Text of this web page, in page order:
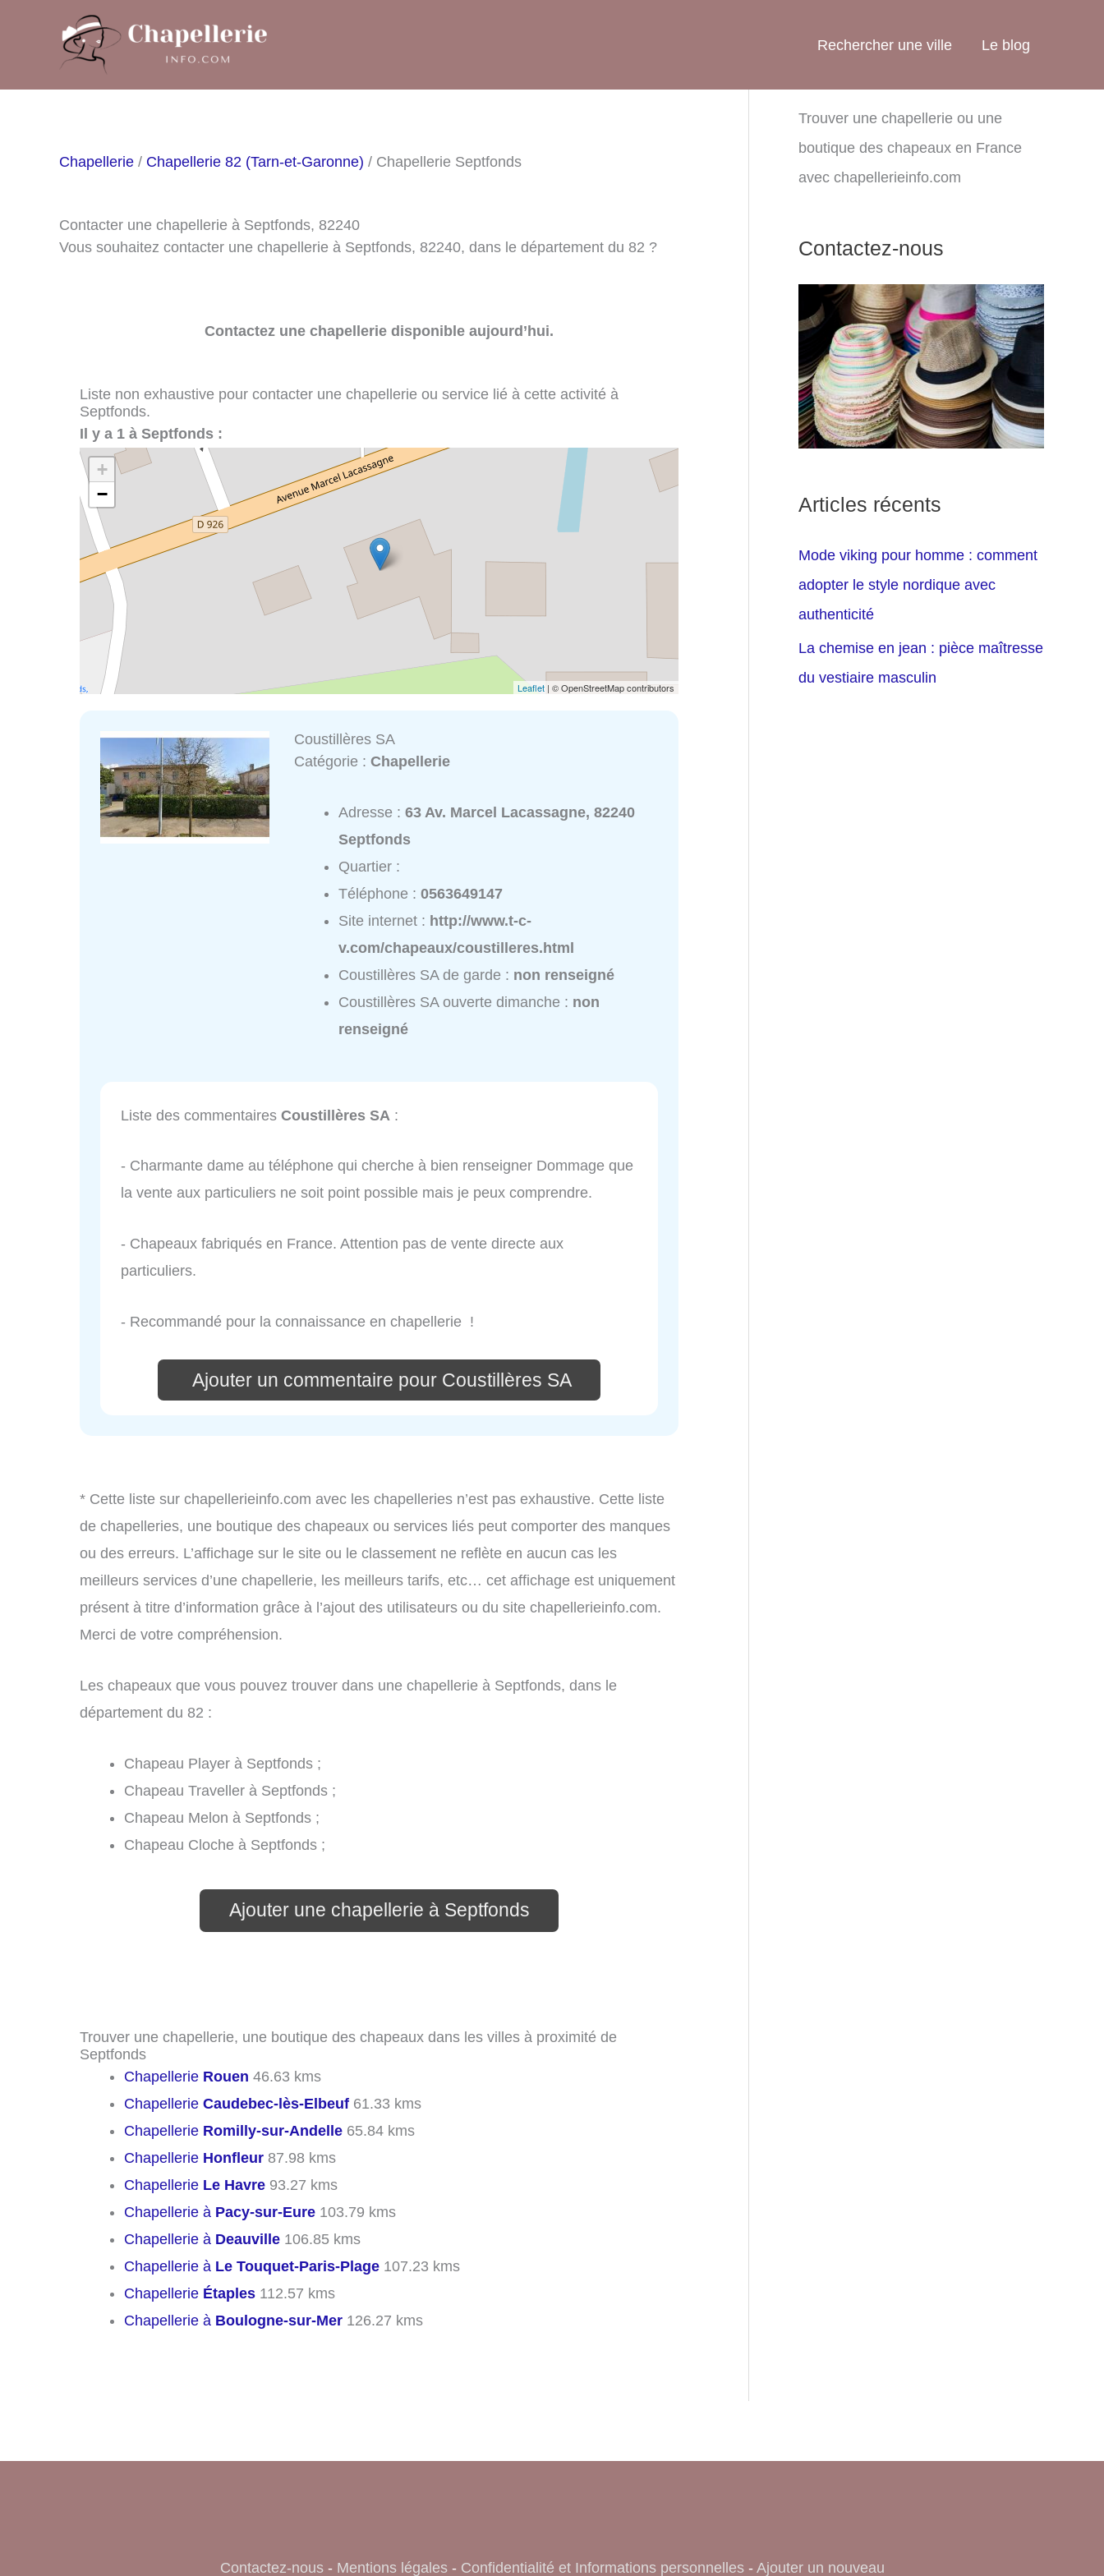
Rechercher une ville Le blog
Chapellerie / Chapellerie 82 (Tarn-et-Garonne) / Chapellerie Septfonds
Contacter une chapellerie à Septfonds, 82240
Vous souhaitez contacter une chapellerie à Septfonds, 82240, dans le département du 82 ?
Contactez une chapellerie disponible aujourd’hui.
Liste non exhaustive pour contacter une chapellerie ou service lié à cette activité à
Septfonds.
Il y a 1 à Septfonds :
+
−
Leaflet | © OpenStreetMap contributors
Coustillères SA
Catégorie :Chapellerie
Adresse :63 Av. Marcel Lacassagne, 82240
Septfonds
Quartier :
Téléphone :0563649147
Site internet : http://www.t-c-
v.com/chapeaux/coustilleres.html
Coustillères SA de garde : non renseigné
Coustillères SA ouverte dimanche : non
renseigné
Liste des commentaires Coustillères SA :
- Charmante dame au téléphone qui cherche à bien renseigner Dommage que
la vente aux particuliers ne soit point possible mais je peux comprendre.
- Chapeaux fabriqués en France. Attention pas de vente directe aux
particuliers.
- Recommandé pour la connaissance en chapellerie !
Ajouter un commentaire pour Coustillères SA
* Cette liste sur chapellerieinfo.com avec les chapelleries n’est pas exhaustive. Cette liste
de chapelleries, une boutique des chapeaux ou services liés peut comporter des manques
ou des erreurs. L’affichage sur le site ou le classement ne reflète en aucun cas les
meilleurs services d’une chapellerie, les meilleurs tarifs, etc… cet affichage est uniquement
présent à titre d’information grâce à l’ajout des utilisateurs ou du site chapellerieinfo.com.
Merci de votre compréhension.
Les chapeaux que vous pouvez trouver dans une chapellerie à Septfonds, dans le
département du 82 :
Chapeau Player à Septfonds ;
Chapeau Traveller à Septfonds ;
Chapeau Melon à Septfonds ;
Chapeau Cloche à Septfonds ;
Ajouter une chapellerie à Septfonds
Trouver une chapellerie, une boutique des chapeaux dans les villes à proximité de
Septfonds
Chapellerie Rouen 46.63 kms
Chapellerie Caudebec-lès-Elbeuf 61.33 kms
Chapellerie Romilly-sur-Andelle 65.84 kms
Chapellerie Honfleur 87.98 kms
Chapellerie Le Havre 93.27 kms
Chapellerie à Pacy-sur-Eure 103.79 kms
Chapellerie à Deauville 106.85 kms
Chapellerie à Le Touquet-Paris-Plage 107.23 kms
Chapellerie Étaples 112.57 kms
Chapellerie à Boulogne-sur-Mer 126.27 kms
Trouver une chapellerie ou une
boutique des chapeaux en France
avec chapellerieinfo.com
Contactez-nous
Articles récents
Mode viking pour homme : comment
adopter le style nordique avec
authenticité
La chemise en jean : pièce maîtresse
du vestiaire masculin
Contactez-nous- Mentions légales- Confidentialité et Informations personnelles- Ajouter un nouveau